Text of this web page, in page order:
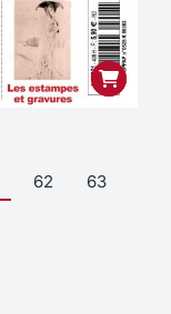
62
63